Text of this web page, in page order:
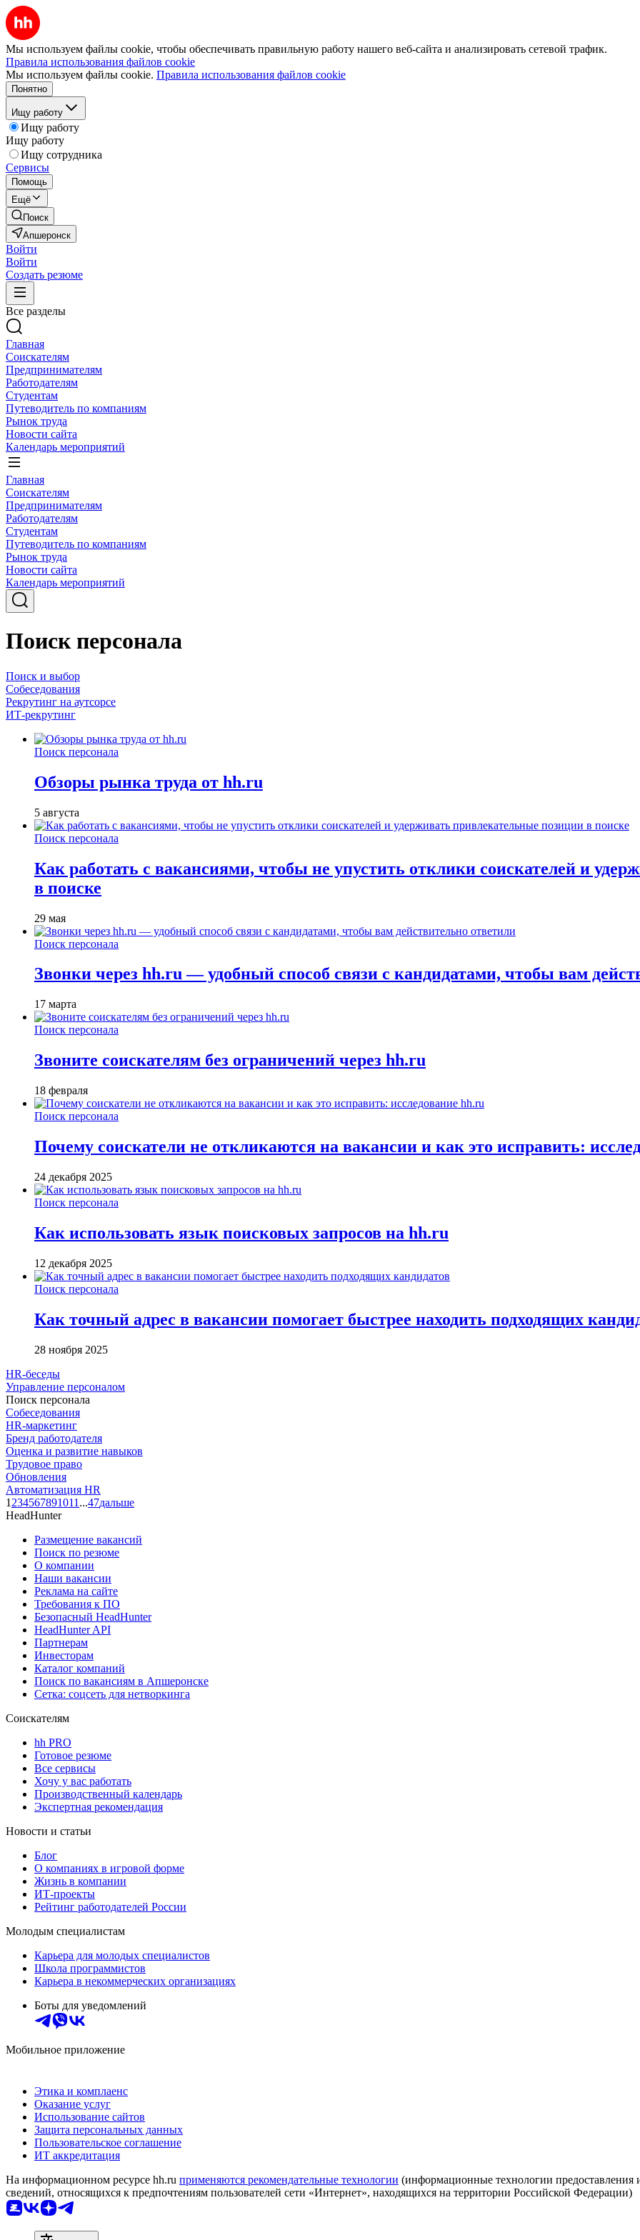
Мы используем файлы cookie, чтобы обеспечивать правильную работу нашего веб-сайта и анализировать сетевой трафик.
Правила использования файлов cookie
Мы используем файлы cookie. Правила использования файлов cookie
Понятно
Ищу работу
Ищу работу
Ищу работу
Ищу сотрудника
Сервисы
Помощь
Ещё
Поиск
Апшеронск
Войти
Войти
Создать резюме
Все разделы
Главная
Соискателям
Предпринимателям
Работодателям
Студентам
Путеводитель по компаниям
Рынок труда
Новости сайта
Календарь мероприятий
Главная
Соискателям
Предпринимателям
Работодателям
Студентам
Путеводитель по компаниям
Рынок труда
Новости сайта
Календарь мероприятий
Поиск персонала
Поиск и выбор
Собеседования
Рекрутинг на аутсорсе
ИТ-рекрутинг
Поиск персонала
Обзоры рынка труда от hh.ru
5 августа
Поиск персонала
Как работать с вакансиями, чтобы не упустить отклики соискателей и
в поиске
29 мая
Поиск персонала
Звонки через hh.ru — удобный способ связи с кандидатами, чтобы вам
17 марта
Поиск персонала
Звоните соискателям без ограничений через hh.ru
18 февраля
Поиск персонала
Почему соискатели не откликаются на вакансии и как это исправить:
24 декабря 2025
Поиск персонала
Как использовать язык поисковых запросов на hh.ru
12 декабря 2025
Поиск персонала
Как точный адрес в вакансии помогает быстрее находить подходящих
28 ноября 2025
HR-беседы
Управление персоналом
Поиск персонала
Собеседования
HR-маркетинг
Бренд работодателя
Оценка и развитие навыков
Трудовое право
Обновления
Автоматизация HR
1 234567891011 ...47дальше
HeadHunter
Размещение вакансий
Поиск по резюме
О компании
Наши вакансии
Реклама на сайте
Требования к ПО
Безопасный HeadHunter
HeadHunter API
Партнерам
Инвесторам
Каталог компаний
Поиск по вакансиям в Апшеронске
Сетка: соцсеть для нетворкинга
Соискателям
hh PRO
Готовое резюме
Все сервисы
Хочу у вас работать
Производственный календарь
Экспертная рекомендация
Новости и статьи
Блог
О компаниях в игровой форме
Жизнь в компании
ИТ-проекты
Рейтинг работодателей России
Молодым специалистам
Карьера для молодых специалистов
Школа программистов
Карьера в некоммерческих организациях
Боты для уведомлений
Мобильное приложение
Этика и комплаенс
Оказание услуг
Использование сайтов
Защита персональных данных
Пользовательское соглашение
ИТ аккредитация
На информационном ресурсе hh.ru применяются рекомендательные технологии (информационные технологии предоставления
сведений, относящихся к предпочтениям пользователей сети «Интернет», находящихся на территории Российской Федерации)